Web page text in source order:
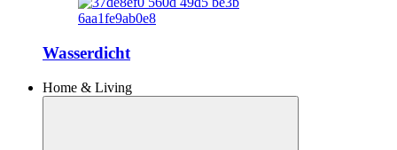
Wasserdicht
Home & Living